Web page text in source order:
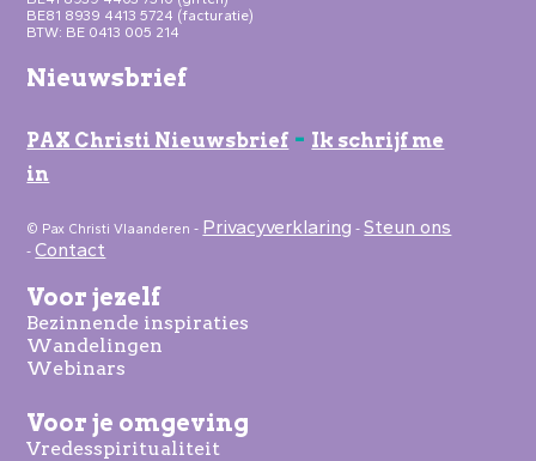
BE81 8939 4413 5724 (facturatie)
BTW: BE 0413 005 214
Nieuwsbrief
PAX Christi Nieuwsbrief - Ik schrijf me
in
© Pax Christi Vlaanderen - Privacyverklaring -Steun ons
-Contact
Voor jezelf
Bezinnende inspiraties
Wandelingen
Webinars
Voor je omgeving
Vredesspiritualiteit